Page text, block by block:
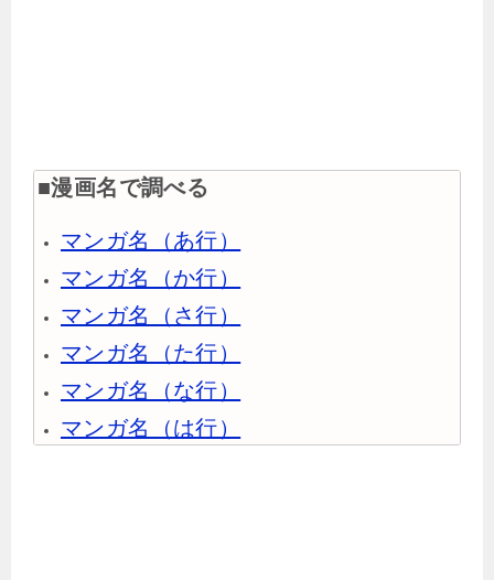
■漫画名で調べる
マンガ名（あ行）
マンガ名（か行）
マンガ名（さ行）
マンガ名（た行）
マンガ名（な行）
マンガ名（は行）